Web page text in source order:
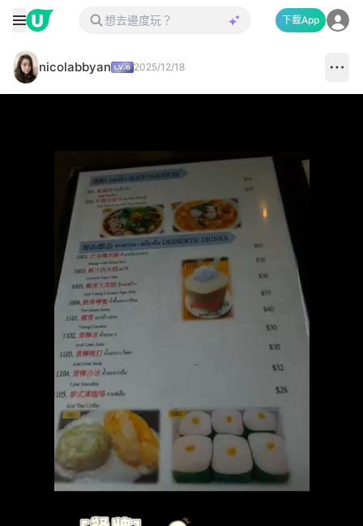
下載App
nicolabbyan 2025/12/18